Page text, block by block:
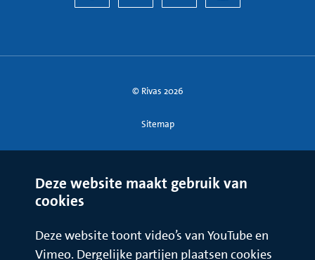
© Rivas 2026
Sitemap
Deze website maakt gebruik van
cookies
Deze website toont video’s van YouTube en
Vimeo. Dergelijke partijen plaatsen cookies